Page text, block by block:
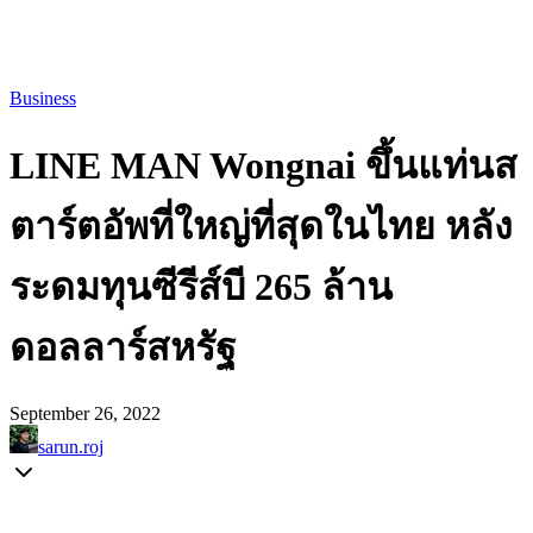
Business
LINE MAN Wongnai ขึ้นแท่นส
ตาร์ตอัพที่ใหญ่ที่สุดในไทย หลัง
ระดมทุนซีรีส์บี 265 ล้าน
ดอลลาร์สหรัฐ
September 26, 2022
sarun.roj